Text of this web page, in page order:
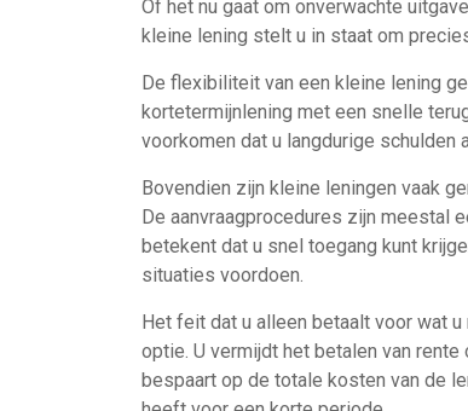
Of het nu gaat om onverwachte
kleine lening stelt u in staat om
De flexibiliteit van een kleine lening
kortetermijnlening met een snelle
voorkomen dat u langdurige schulden
Bovendien zijn kleine leningen vaak
De aanvraagprocedures zijn meestal
betekent dat u snel toegang kunt
situaties voordoen.
Het feit dat u alleen betaalt voor wat
optie. U vermijdt het betalen van
bespaart op de totale kosten van de